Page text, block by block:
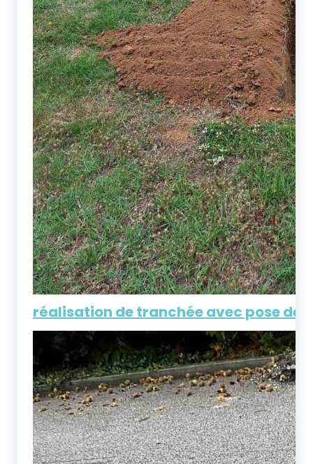
réalisation de tranchée avec pose de